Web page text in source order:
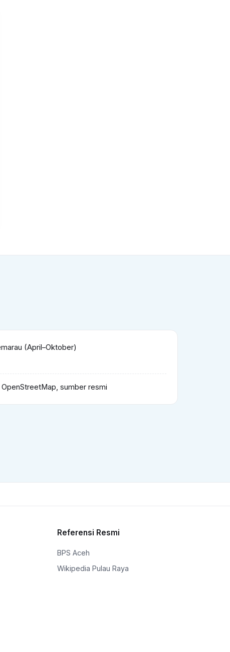
(April–Oktober)
sumber resmi
Referensi Resmi
BPS Aceh
Wikipedia Pulau Raya